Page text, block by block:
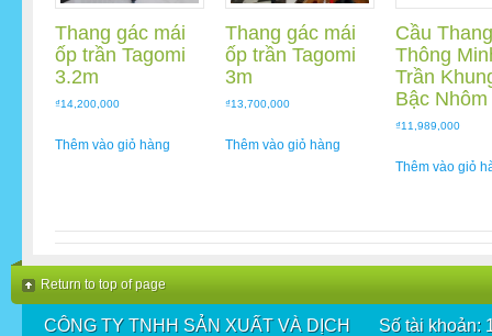
Thang gác mái
ốp trần Tagomi
3.2m
₫14,200,000
Thêm vào giỏ hàng
Thang gác mái
ốp trần Tagomi
3m
₫13,700,000
Thêm vào giỏ hàng
Cầu
Thông
Trần
Bậc Nhôm
₫11,989,000
Thêm vào giỏ
Return to top of page
CÔNG TY TNHH SẢN XUẤT VÀ DỊCH
Số tài khoản: